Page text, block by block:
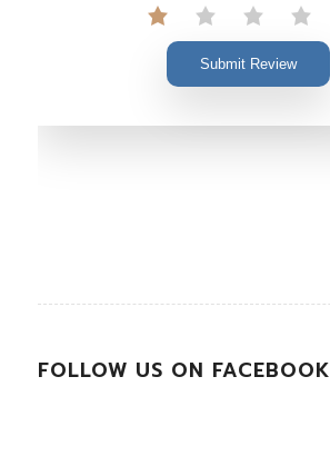
Submit Review
FOLLOW US ON FACEBOOK